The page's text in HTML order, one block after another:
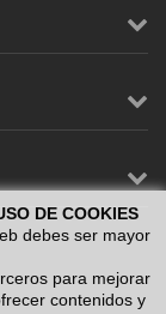
DE COOKIES
debes ser mayor
para mejorar
contenidos y